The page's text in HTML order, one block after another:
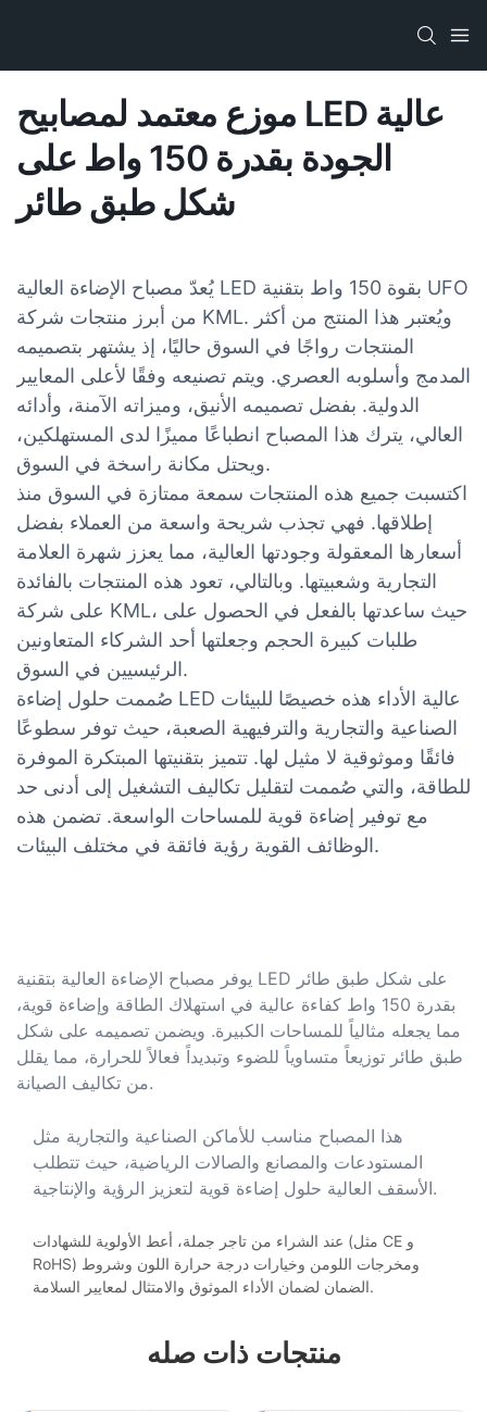
موزع معتمد لمصابيح LED عالية
الجودة بقدرة 150 واط على
شكل طبق طائر
يُعدّ مصباح الإضاءة العالية LED بقوة 150 واط بتقنية UFO
من أبرز منتجات شركة KML. ويُعتبر هذا المنتج من أكثر
المنتجات رواجًا في السوق حاليًا، إذ يشتهر بتصميمه
المدمج وأسلوبه العصري. ويتم تصنيعه وفقًا لأعلى المعايير
الدولية. بفضل تصميمه الأنيق، وميزاته الآمنة، وأدائه
العالي، يترك هذا المصباح انطباعًا مميزًا لدى المستهلكين،
ويحتل مكانة راسخة في السوق.
اكتسبت جميع هذه المنتجات سمعة ممتازة في السوق منذ
إطلاقها. فهي تجذب شريحة واسعة من العملاء بفضل
أسعارها المعقولة وجودتها العالية، مما يعزز شهرة العلامة
التجارية وشعبيتها. وبالتالي، تعود هذه المنتجات بالفائدة
على شركة KML، حيث ساعدتها بالفعل في الحصول على
طلبات كبيرة الحجم وجعلتها أحد الشركاء المتعاونين
الرئيسيين في السوق.
صُممت حلول إضاءة LED عالية الأداء هذه خصيصًا للبيئات
الصناعية والتجارية والترفيهية الصعبة، حيث توفر سطوعًا
فائقًا وموثوقية لا مثيل لها. تتميز بتقنيتها المبتكرة الموفرة
للطاقة، والتي صُممت لتقليل تكاليف التشغيل إلى أدنى حد
مع توفير إضاءة قوية للمساحات الواسعة. تضمن هذه
الوظائف القوية رؤية فائقة في مختلف البيئات.
يوفر مصباح الإضاءة العالية بتقنية LED على شكل طبق طائر
بقدرة 150 واط كفاءة عالية في استهلاك الطاقة وإضاءة قوية،
مما يجعله مثالياً للمساحات الكبيرة. ويضمن تصميمه على شكل
طبق طائر توزيعاً متساوياً للضوء وتبديداً فعالاً للحرارة، مما يقلل
من تكاليف الصيانة.
هذا المصباح مناسب للأماكن الصناعية والتجارية مثل
المستودعات والمصانع والصالات الرياضية، حيث تتطلب
الأسقف العالية حلول إضاءة قوية لتعزيز الرؤية والإنتاجية.
عند الشراء من تاجر جملة، أعط الأولوية للشهادات (مثل CE و
RoHS) ومخرجات اللومن وخيارات درجة حرارة اللون وشروط
الضمان لضمان الأداء الموثوق والامتثال لمعايير السلامة.
منتجات ذات صله